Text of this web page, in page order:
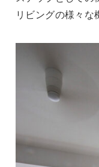
リビングの様々な